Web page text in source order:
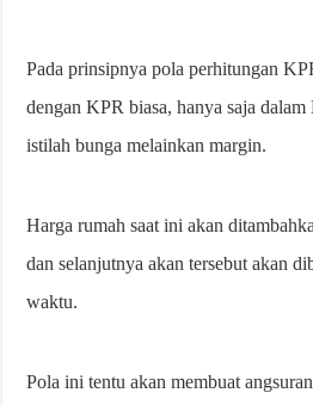
Pada prinsipnya pola perhitungan
dengan KPR biasa, hanya saja
istilah bunga melainkan margin.
Harga rumah saat ini akan
dan selanjutnya akan tersebut akan
waktu.
Pola ini tentu akan membuat